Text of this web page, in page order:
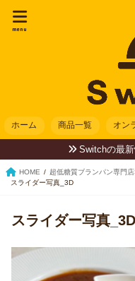
menu
ホーム 商品一覧 オン
Switchの最
HOME
超低糖質ブランパン専門
スライダー写真_3D
スライダー写真_3D